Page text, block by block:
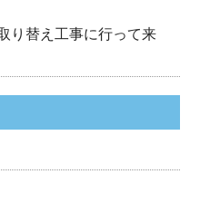
り替え工事に行って来